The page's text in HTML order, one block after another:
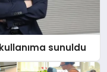
sunuldu